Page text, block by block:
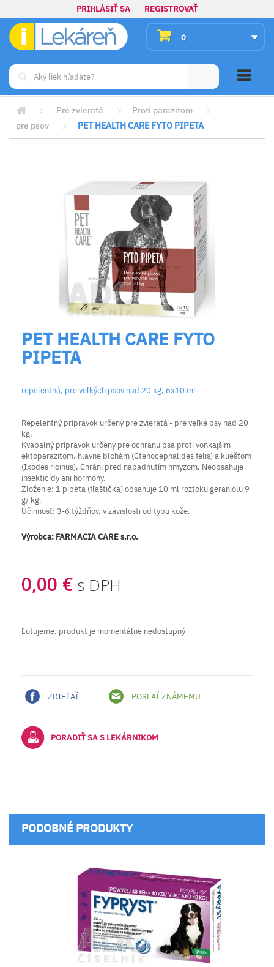
PRIHLÁSIŤ SA REGISTROVAŤ
0
> Pre zvieratá > Proti parazitom
>
pre psov
> PET HEALTH CARE FYTO PIPETA
PET HEALTH CARE FYTO
PIPETA
repelentná, pre veľkých psov nad 20 kg, 6x10 ml
Repelentný prípravok určený pre zvieratá - pre veľké psy nad 20
kg.
Kvapalný prípravok určený pre ochranu psa proti vonkajším
ektoparazitom, hlavne blchám (Ctenocephalides felis) a kliešťom
(Ixodes ricinus). Chráni pred napadnutím hmyzom. Neobsahuje
insekticídy ani hormóny.
Zloženie: 1 pipeta (fľaštička) obsahuje 10 ml roztoku geraniolu 9
g/ kg.
Účinnosť: 3-6 týždňov, v závislosti od typu kože.
Výrobca: FARMACIA CARE s.r.o.
0,00 € s DPH
Ľutujeme, produkt je momentálne nedostupný
ZDIEĽAŤ POSLAŤ ZNÁMEMU
PORADIŤ SA S LEKÁRNIKOM
PODOBNÉ PRODUKTY